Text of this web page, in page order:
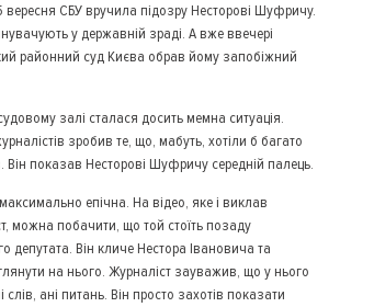
вересня СБУ вручила підозру Несторові Шуфричу.
у державній зраді. А вже ввечері
районний суд Києва обрав йому запобіжний
залі сталася досить мемна ситуація.
зробив те, що, мабуть, хотіли б багато
Він показав Несторові Шуфричу середній палець.
епічна. На відео, яке і виклав
можна побачити, що той стоїть позаду
депутата. Він кличе Нестора Івановича та
на нього. Журналіст зауважив, що у нього
слів, ані питань. Він просто захотів показати